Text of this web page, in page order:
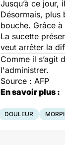
Jusqu’à ce jour,
Désormais, plus
bouche. Grâce
La sucette
veut arrêter la
Comme il s’agit
l'administrer.
Source : AFP
En savoir plus :
DOULEUR